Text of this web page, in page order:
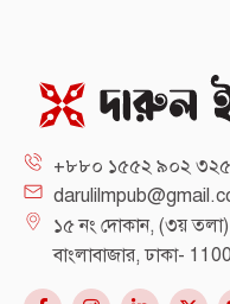
+৮৮০ ১৫৫২ ৯০২ ৩২৫
১৫ নং দোকান, (৩য় তলা)
বাংলাবাজার, ঢাকা- 1100